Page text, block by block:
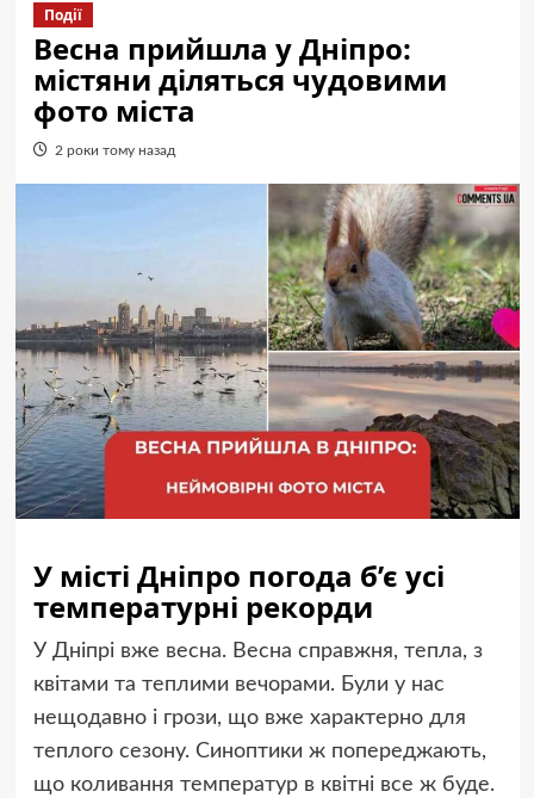
Події
Весна прийшла у Дніпро:
містяни діляться чудовими
фото міста
2 роки тому назад
У місті Дніпро погода б’є усі
температурні рекорди
У Дніпрі вже весна. Весна справжня, тепла, з
квітами та теплими вечорами. Були у нас
нещодавно і грози, що вже характерно для
теплого сезону. Синоптики ж попереджають,
що коливання температур в квітні все ж буде.